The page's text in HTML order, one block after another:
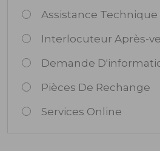
Assistance Technique
Interlocuteur Après-
Demande
Pièces De Rechange
Services Online